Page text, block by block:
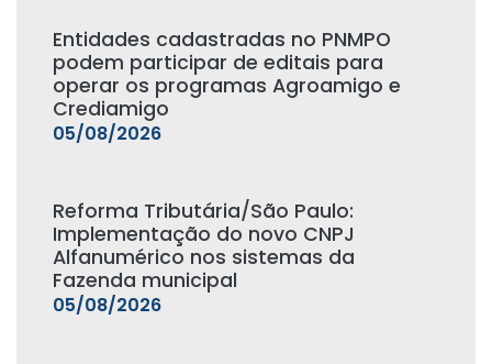
Entidades cadastradas no PNMPO
podem participar de editais para
operar os programas Agroamigo e
Crediamigo
05/08/2026
Reforma Tributária/São Paulo:
Implementação do novo CNPJ
Alfanumérico nos sistemas da
Fazenda municipal
05/08/2026